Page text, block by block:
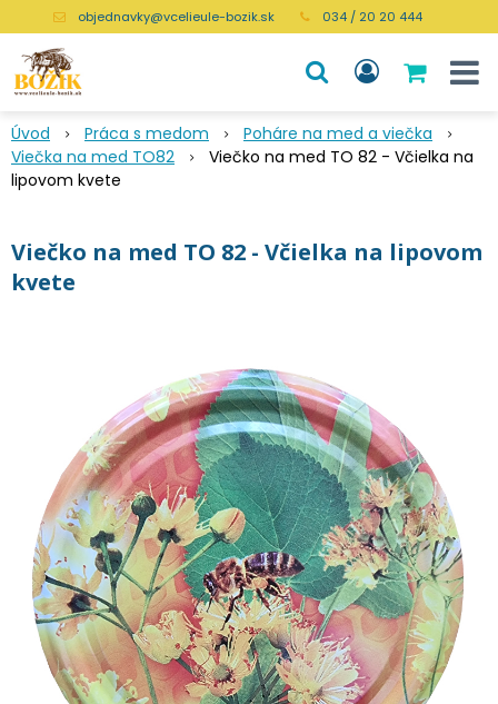
objednavky@vcelieule-bozik.sk 034 / 20 20 444
Úvod Práca s medom
Poháre na med a viečka
Viečka na med TO82
Viečko na med TO 82 - Včielka na
lipovom kvete
Viečko na med TO 82 - Včielka na lipovom
kvete